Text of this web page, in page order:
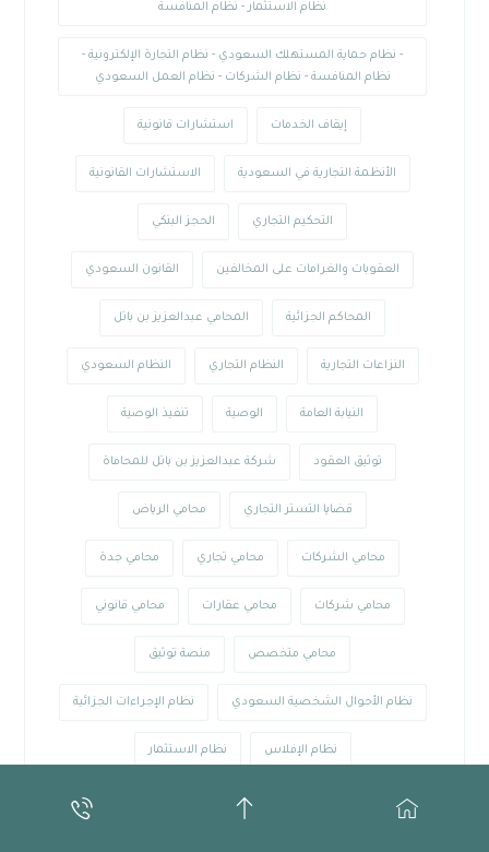
نظام الاستثمار - نظام المنافسة
- نظام حماية المستهلك السعودي - نظام التجارة الإلكترونية -
نظام المنافسة - نظام الشركات - نظام العمل السعودي
إيقاف الخدمات استشارات قانونية
الأنظمة التجارية في السعودية الاستشارات القانونية
التحكيم التجاري الحجز البنكي
العقوبات والغرامات على المخالفين القانون السعودي
المحاكم الجزائية المحامي عبدالعزيز بن باتل
النزاعات التجارية النظام التجاري النظام السعودي
النيابة العامة الوصية تنفيذ الوصية
توثيق العقود شركة عبدالعزيز بن باتل للمحاماة
قضايا التستر التجاري محامي الرياض
محامي الشركات محامي تجاري محامي جدة
محامي شركات محامي عقارات محامي قانوني
محامي متخصص منصة توثيق
نظام الأحوال الشخصية السعودي نظام الإجراءات الجزائية
نظام الإفلاس نظام الاستثمار
نظام الاستثمار في السعودية نظام التجارة الإلكترونية